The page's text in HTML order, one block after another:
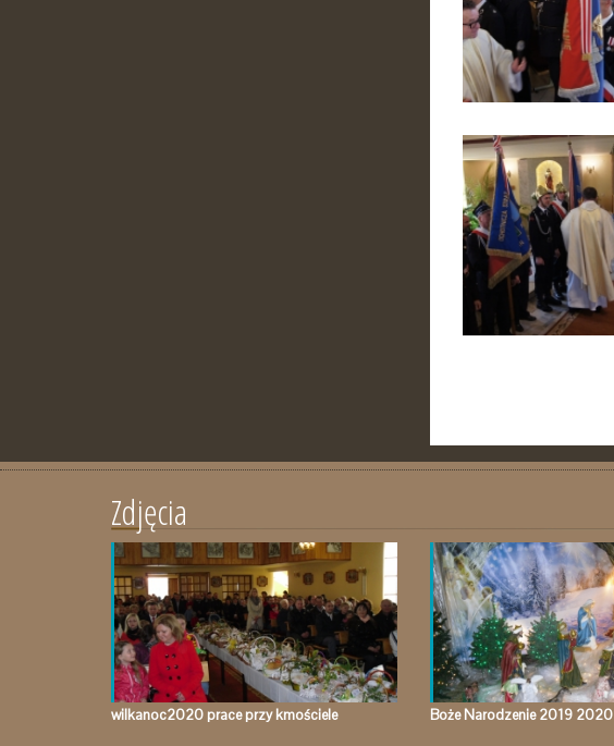
Zdjęcia
wilkanoc2020 prace przy kmościele Boże Narodzenie 2019 2020